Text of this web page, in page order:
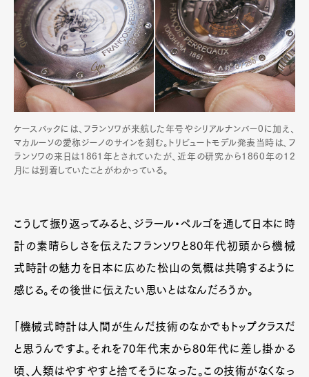
ケースバックには、フランソワが来航した年号やシリアルナンバー0に加え、
マカルーソの愛称ジーノのサインを刻む。トリビュートモデル発表当時は、フ
ランソワの来日は1861年とされていたが、近年の研究から1860年の12
月には到着していたことがわかっている。
こうして振り返ってみると、ジラール・ペルゴを通して日本に時
計の素晴らしさを伝えたフランソワと80年代初頭から機械
式時計の魅力を日本に広めた松山の気概は共鳴するように
感じる。その後世に伝えたい思いとはなんだろうか。
「機械式時計は人間が生んだ技術のなかでもトップクラスだ
と思うんですよ。それを70年代末から80年代に差し掛かる
頃、人類はやすやすと捨てそうになった。この技術がなくなっ